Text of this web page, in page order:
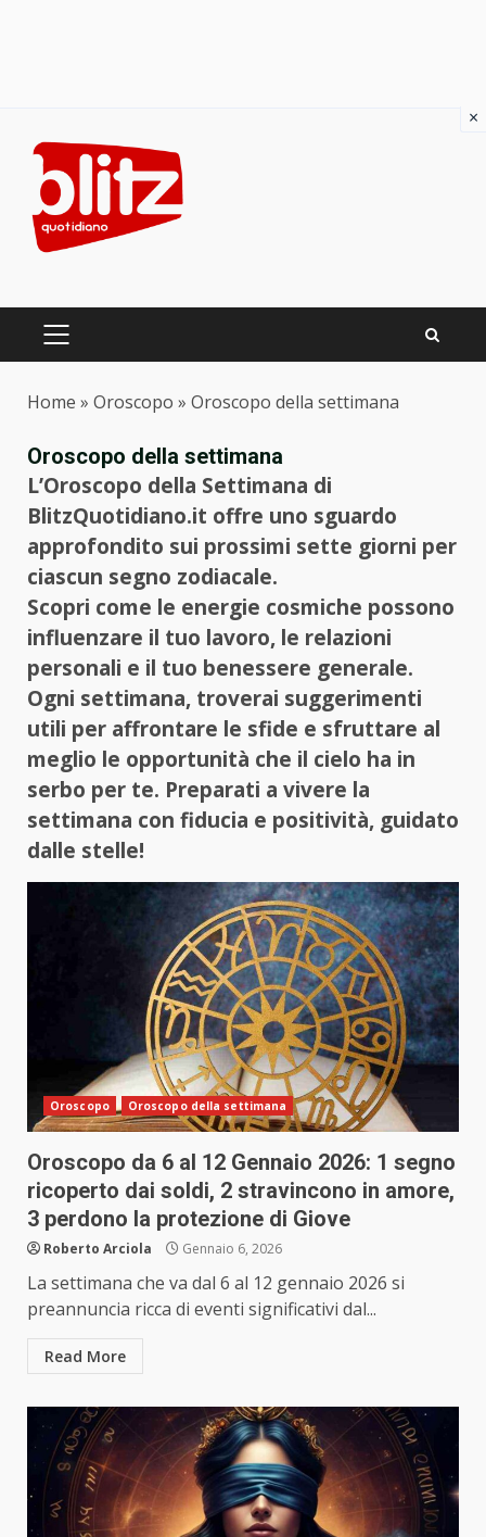
content
PRIMARY
Home » Oroscopo » Oroscopo della settimana
Oroscopo della settimana
L’Oroscopo della Settimana di
BlitzQuotidiano.it offre uno sguardo
approfondito sui prossimi sette giorni per
ciascun segno zodiacale.
Scopri come le energie cosmiche possono
influenzare il tuo lavoro, le relazioni
personali e il tuo benessere generale.
Ogni settimana, troverai suggerimenti
utili per affrontare le sfide e sfruttare al
meglio le opportunità che il cielo ha in
serbo per te. Preparati a vivere la
settimana con fiducia e positività, guidato
dalle stelle!
Oroscopo Oroscopo della settimana
Oroscopo da 6 al 12 Gennaio 2026: 1 segno
ricoperto dai soldi, 2 stravincono in amore,
3 perdono la protezione di Giove
Roberto Arciola Gennaio 6, 2026
La settimana che va dal 6 al 12 gennaio 2026 si
preannuncia ricca di eventi significativi dal...
Read More
×